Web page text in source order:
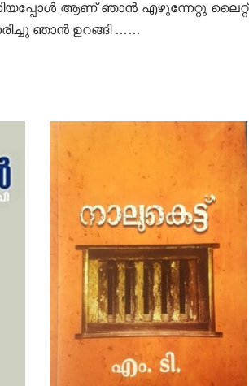
ആണ് ഞാൻ എഴുന്നേറ്റു ലൈറ്റ്
ഞാൻ ഉറങ്ങി ……